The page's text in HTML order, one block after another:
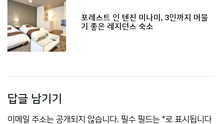
포레스트 인 텐진 미나미, 3인까지 머물
기 좋은 레지던스 숙소
답글 남기기
이메일 주소는 공개되지 않습니다. 필수 필드는 *로 표시됩니다